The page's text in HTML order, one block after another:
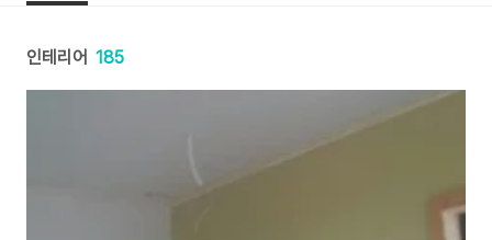
인테리어 185